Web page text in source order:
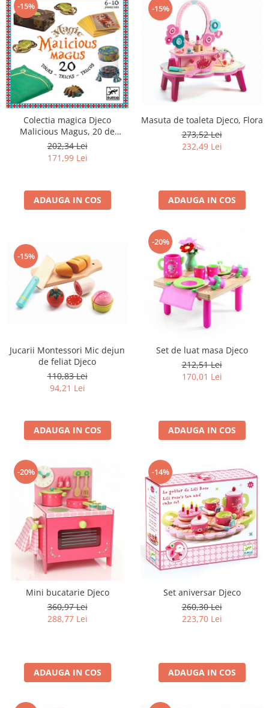
-15%
Colectia magica Djeco
Malicious Magus, 20 de
trucuri de magie
202,34 Lei
171,99 Lei
ADAUGA IN COS
-15%
Masuta de toaleta Djeco, Flora
273,52 Lei
232,49 Lei
ADAUGA IN COS
-15%
Jucarii Montessori Mic dejun
de feliat Djeco
110,83 Lei
94,21 Lei
ADAUGA IN COS
-20%
Set de luat masa Djeco
212,51 Lei
170,01 Lei
ADAUGA IN COS
-20%
Mini bucatarie Djeco
360,97 Lei
288,77 Lei
ADAUGA IN COS
-14%
Set aniversar Djeco
260,30 Lei
223,70 Lei
ADAUGA IN COS